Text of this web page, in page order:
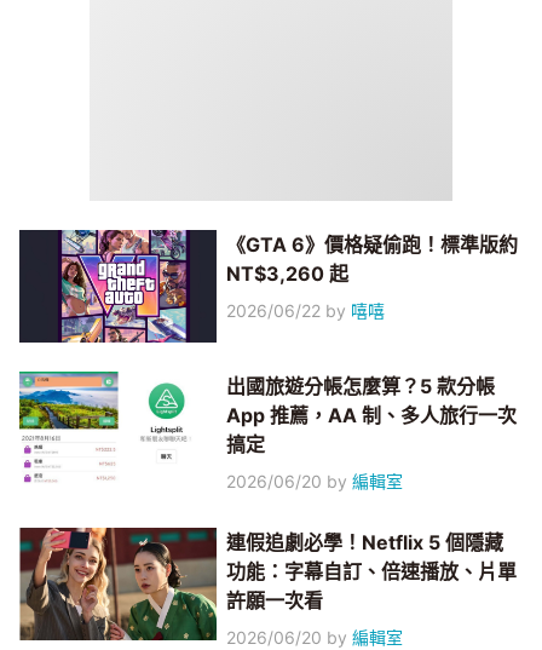
《GTA 6》價格疑偷跑！標準版約
NT$3,260 起
2026/06/22 by 嘻嘻
出國旅遊分帳怎麼算？5 款分帳
App 推薦，AA 制、多人旅行一次
搞定
2026/06/20 by編輯室
連假追劇必學！Netflix 5 個隱藏
功能：字幕自訂、倍速播放、片單
許願一次看
2026/06/20 by編輯室